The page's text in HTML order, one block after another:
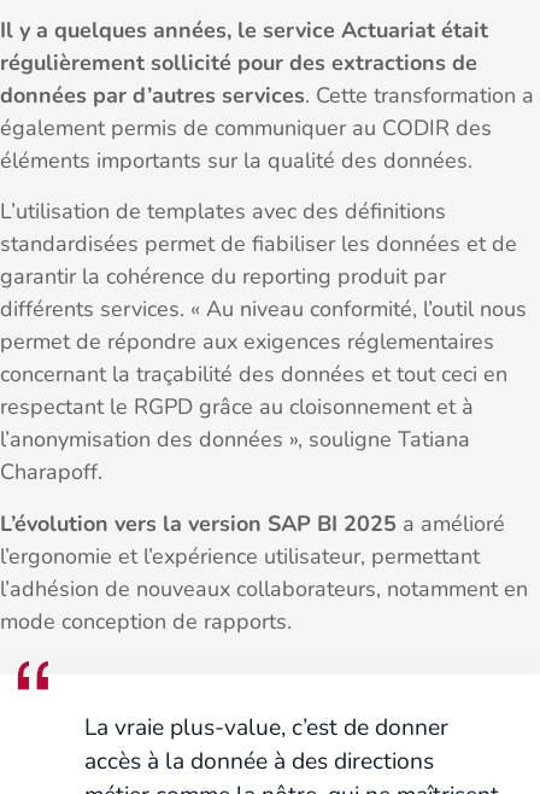
Il y a quelques années, le service Actuariat était
régulièrement sollicité pour des extractions de
données par d’autres services. Cette transformation a
également permis de communiquer au CODIR des
éléments importants sur la qualité des données.
L’utilisation de templates avec des définitions
standardisées permet de fiabiliser les données et de
garantir la cohérence du reporting produit par
différents services. « Au niveau conformité, l’outil nous
permet de répondre aux exigences réglementaires
concernant la traçabilité des données et tout ceci en
respectant le RGPD grâce au cloisonnement et à
l’anonymisation des données », souligne Tatiana
Charapoff.
L’évolution vers la version SAP BI 2025 a amélioré
l’ergonomie et l’expérience utilisateur, permettant
l’adhésion de nouveaux collaborateurs, notamment en
mode conception de rapports.
La vraie plus-value, c’est de donner
accès à la donnée à des directions